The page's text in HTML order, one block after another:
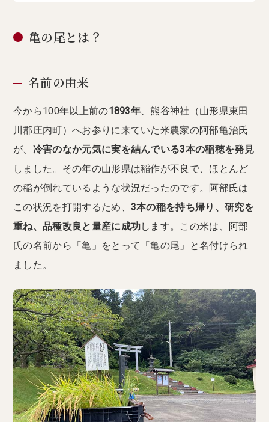
亀の尾とは？
名前の由来
今から100年以上前の1893年、熊谷神社（山形県東田
川郡庄内町）へお参りに来ていた米農家の阿部亀治氏
が、 冷害のなか元気に実を結んでいる3本の稲穂を発見
しました。その年の山形県は稲作が不良で、ほとんど
の稲が倒れているような状況だったのです。阿部氏は
この状況を打開するため、 3本の稲を持ち帰り、研究を
重ね、品種改良と量産に成功します。この米は、阿部
氏の名前から「亀」をとって「亀の尾」と名付けられ
ました。